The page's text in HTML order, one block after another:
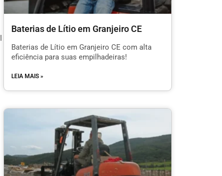
Baterias de Lítio em Granjeiro CE
Baterias de Lítio em Granjeiro CE com alta
eficiência para suas empilhadeiras!
LEIA MAIS »